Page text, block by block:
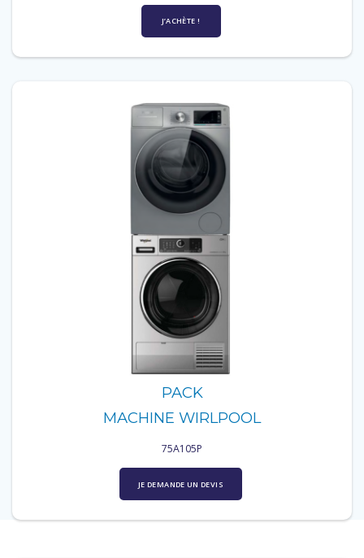
J’ACHÈTE !
PACK
MACHINE WIRLPOOL
75A105P
JE DEMANDE UN DEVIS